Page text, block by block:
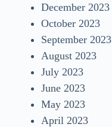
December 2023
October 2023
September 2023
August 2023
July 2023
June 2023
May 2023
April 2023